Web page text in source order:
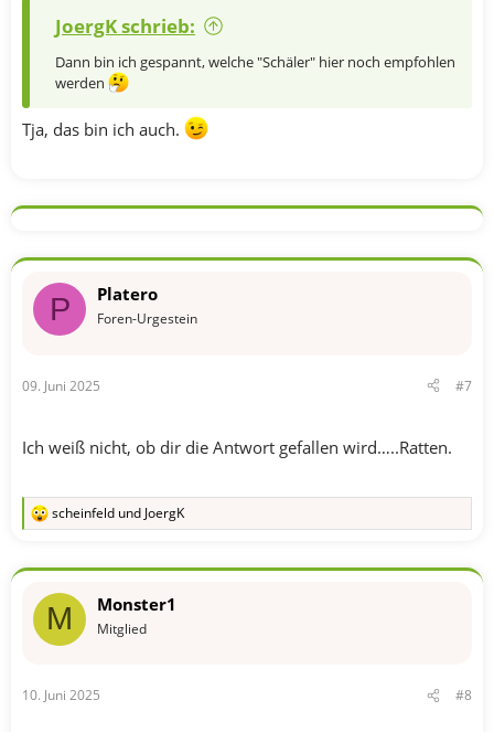
JoergK schrieb:
Dann bin ich gespannt, welche "Schäler" hier noch empfohlen
werden
Tja, das bin ich auch.
P Platero
Foren-Urgestein
09. Juni 2025 #7
Ich weiß nicht, ob dir die Antwort gefallen wird…..Ratten.
R
k
o
:
scheinfeld und JoergK
M Monster1
Mitglied
10. Juni 2025 #8